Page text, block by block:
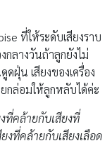
ที่ให้ระดับเสียงราบ
กลางวันถ้าลูกยังไม่
น เสียงของเครื่อง
กล่อมให้ลูกหลับได้ค่ะ
ที่คล้ายกับเสียงที่
งที่คล้ายกับเสียงเลือด